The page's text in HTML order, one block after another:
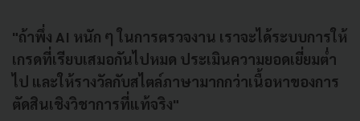
"ถ้าพึ่ง AI หนัก ๆ ในการตรวจงาน เราจะได้ระบบการให้
เกรดที่เรียบเสมอกันไปหมด ประเมินความยอดเยี่ยมต่ำ
ไป และให้รางวัลกับสไตล์ภาษามากกว่าเนื้อหาของการ
ตัดสินเชิงวิชาการที่แท้จริง"